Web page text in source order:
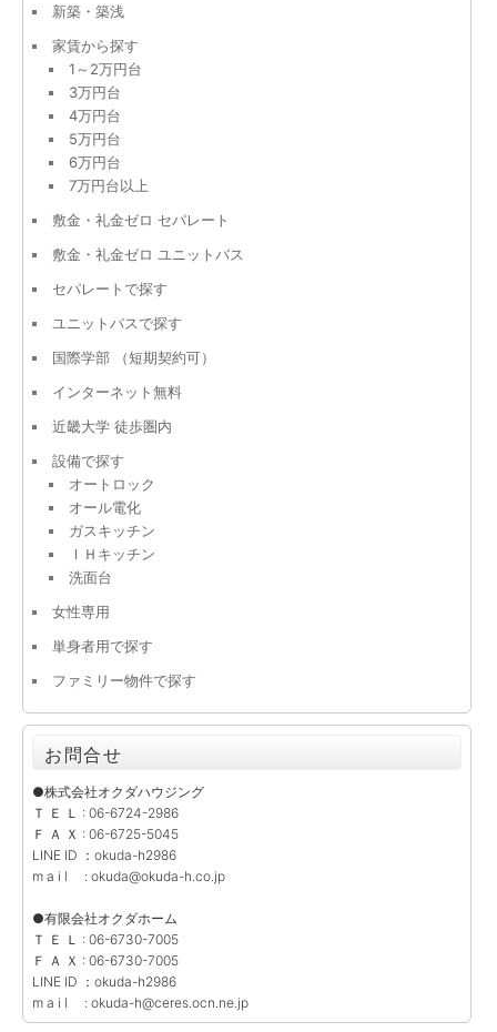
新築・築浅
家賃から探す
1～2万円台
3万円台
4万円台
5万円台
6万円台
7万円台以上
敷金・礼金ゼロ セパレート
敷金・礼金ゼロ ユニットバス
セパレートで探す
ユニットバスで探す
国際学部 （短期契約可）
インターネット無料
近畿大学 徒歩圏内
設備で探す
オートロック
オール電化
ガスキッチン
ＩＨキッチン
洗面台
女性専用
単身者用で探す
ファミリー物件で探す
お問合せ
●株式会社オクダハウジング
Ｔ Ｅ Ｌ : 06-6724-2986
Ｆ Ａ Ｘ : 06-6725-5045
LINE ID ：okuda-h2986
m a i l : okuda@okuda-h.co.jp
●有限会社オクダホーム
Ｔ Ｅ Ｌ : 06-6730-7005
Ｆ Ａ Ｘ : 06-6730-7005
LINE ID ：okuda-h2986
m a i l : okuda-h@ceres.ocn.ne.jp